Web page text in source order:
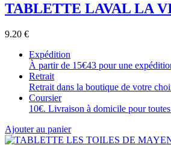
TABLETTE LAVAL LA
9.20 €
Expédition
À partir de 15€43 pour une
Retrait
Retrait dans la boutique de votre
Coursier
10€. Livraison à domicile pour
Ajouter au panier